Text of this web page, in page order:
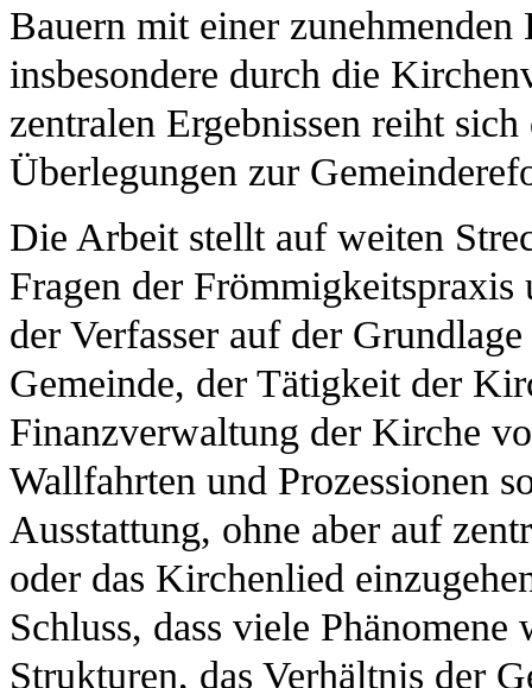
Bauern mit einer
insbesondere durch die
zentralen Ergebnissen reiht
Überlegungen zur
Die Arbeit stellt auf weiten
Fragen der
der Verfasser auf der
Gemeinde, der Tätigkeit der
Finanzverwaltung der Kirche
Wallfahrten und Prozessionen
Ausstattung, ohne aber auf
oder das Kirchenlied
Schluss, dass viele
Strukturen, das Verhältnis der